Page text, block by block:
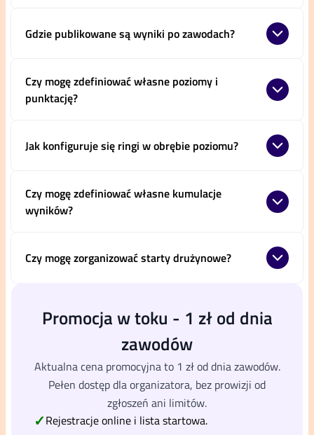
Gdzie publikowane są wyniki po zawodach?
Czy mogę zdefiniować własne poziomy i
punktację?
Jak konfiguruje się ringi w obrębie poziomu?
Czy mogę zdefiniować własne kumulacje
wyników?
Czy mogę zorganizować starty drużynowe?
Promocja w toku - 1 zł od dnia
zawodów
Aktualna cena promocyjna to 1 zł od dnia zawodów.
Pełen dostęp dla organizatora, bez prowizji od
zgłoszeń ani limitów.
✓Rejestracje online i lista startowa.